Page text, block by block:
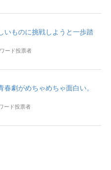
いものに挑戦しようと一歩踏
ード投票者
劇がめちゃめちゃ面白い。
ード投票者